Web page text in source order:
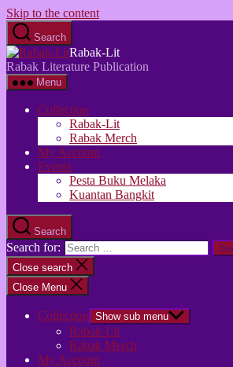
Skip to the content
Search
Rabak-Lit
Rabak Literature Publication
Menu
Collection
Rabak-Lit
Rabak Merch
My Account
Events
Pesta Buku Melaka
Kuantan Bangkit
Search
Search for:
Close search
Close Menu
Collection Show sub menu
Rabak-Lit
Rabak Merch
My Account